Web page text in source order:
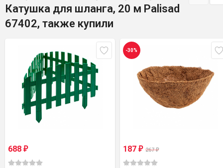
Катушка для шланга, 20 м Palisad
67402, также купили
688 ₽
-30%
187 ₽ 267₽